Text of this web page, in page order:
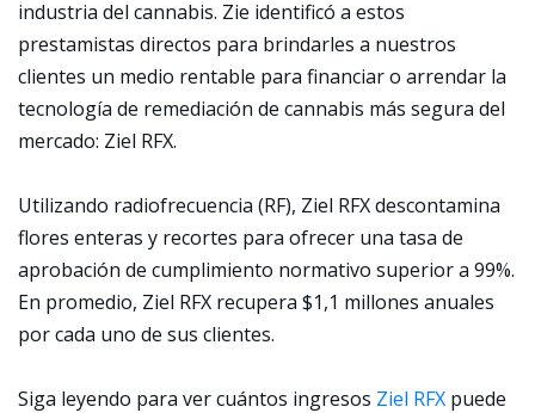
industria del cannabis. Zie identificó a estos
prestamistas directos para brindarles a nuestros
clientes un medio rentable para financiar o arrendar la
tecnología de remediación de cannabis más segura del
mercado: Ziel RFX.
Utilizando radiofrecuencia (RF), Ziel RFX descontamina
flores enteras y recortes para ofrecer una tasa de
aprobación de cumplimiento normativo superior a 99%.
En promedio, Ziel RFX recupera $1,1 millones anuales
por cada uno de sus clientes.
Siga leyendo para ver cuántos ingresos Ziel RFX puede